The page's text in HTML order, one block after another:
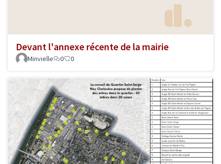
Devant l'annexe récente de la mairie
Minvielle 0 0